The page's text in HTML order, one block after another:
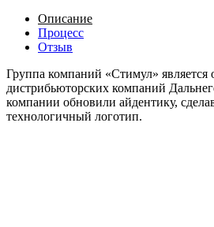
Описание
Процесс
Отзыв
Группа компаний «Стимул»
дистрибьюторских компаний
компании обновили айдентику,
технологичный логотип.